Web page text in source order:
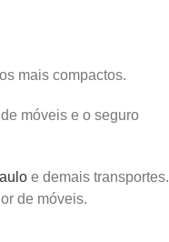
mais compactos.
móveis e o seguro
e demais transportes.
de móveis.